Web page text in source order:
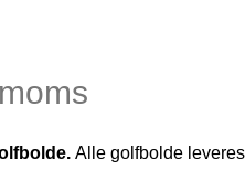
Alle golfbolde leveres